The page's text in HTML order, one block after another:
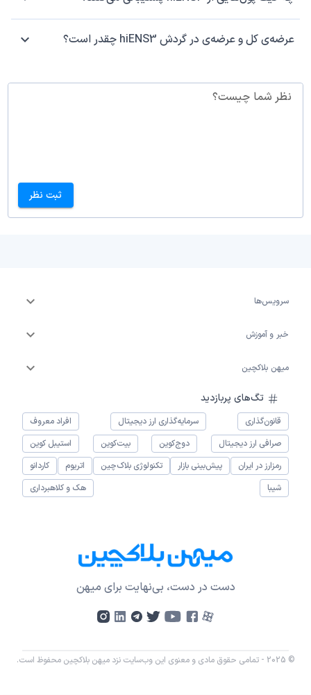
عرضه‌ی کل و عرضه‌ی در گردش hiENS3 چقدر است؟
نظر شما چیست؟
ثبت نظر
سرویس‌ها
خبر و آموزش
میهن بلاکچین
تگ‌های پربازدید
قانون‌گذاری سرمایه‌گذاری ارز دیجیتال
افراد معروف
صرافی ارز دیجیتال
دوج‌کوین بیت‌کوین
استیبل کوین
رمزارز در ایران
پیش‌بینی بازار تکنولوژی بلاک‌چین اتریوم
کاردانو
شیبا
هک و کلاهبرداری
دست در دست، بی‌نهایت برای میهن
© 2025 - تمامی حقوق مادی و معنوی این وب‌سایت نزد میهن بلاکچین محفوظ است.